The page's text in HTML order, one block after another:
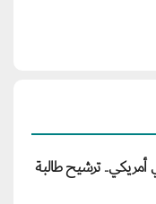
أمريكي.. ترشيح طالبة